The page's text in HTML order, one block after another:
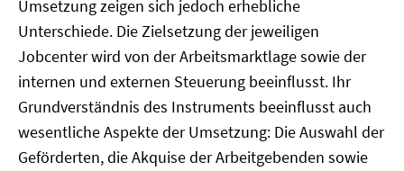
Umsetzung zeigen sich jedoch erhebliche
Unterschiede. Die Zielsetzung der jeweiligen
Jobcenter wird von der Arbeitsmarktlage sowie der
internen und externen Steuerung beeinflusst. Ihr
Grundverständnis des Instruments beeinflusst auch
wesentliche Aspekte der Umsetzung: Die Auswahl der
Geförderten, die Akquise der Arbeitgebenden sowie